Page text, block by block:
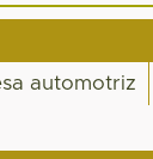
automotriz